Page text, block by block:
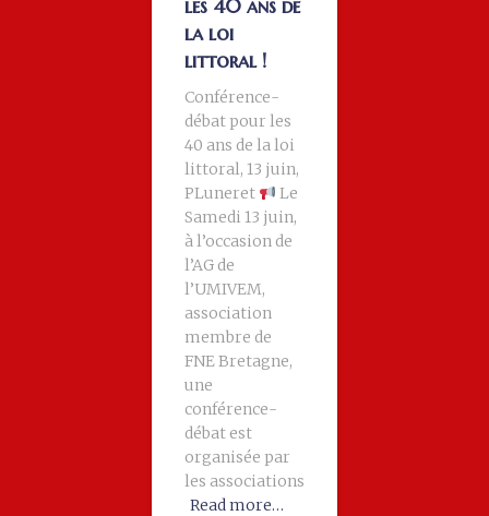
les 40 ans de
la loi
littoral !
Conférence-
débat pour les
40 ans de la loi
littoral, 13 juin,
PLuneret
Le
Samedi 13 juin,
à l’occasion de
l’AG de
l’UMIVEM,
association
membre de
FNE Bretagne,
une
conférence-
débat est
organisée par
les associations
Read more…